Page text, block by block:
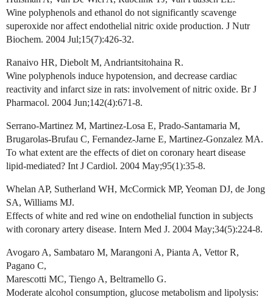
Wine polyphenols and ethanol do not significantly scavenge
superoxide nor affect endothelial nitric oxide production. J Nutr
Biochem. 2004 Jul;15(7):426-32.
Ranaivo HR, Diebolt M, Andriantsitohaina R.
Wine polyphenols induce hypotension, and decrease cardiac
reactivity and infarct size in rats: involvement of nitric oxide. Br J
Pharmacol. 2004 Jun;142(4):671-8.
Serrano-Martinez M, Martinez-Losa E, Prado-Santamaria M,
Brugarolas-Brufau C, Fernandez-Jarne E, Martinez-Gonzalez MA.
To what extent are the effects of diet on coronary heart disease
lipid-mediated? Int J Cardiol. 2004 May;95(1):35-8.
Whelan AP, Sutherland WH, McCormick MP, Yeoman DJ, de Jong
SA, Williams MJ.
Effects of white and red wine on endothelial function in subjects
with coronary artery disease. Intern Med J. 2004 May;34(5):224-8.
Avogaro A, Sambataro M, Marangoni A, Pianta A, Vettor R,
Pagano C,
Marescotti MC, Tiengo A, Beltramello G.
Moderate alcohol consumption, glucose metabolism and lipolysis: